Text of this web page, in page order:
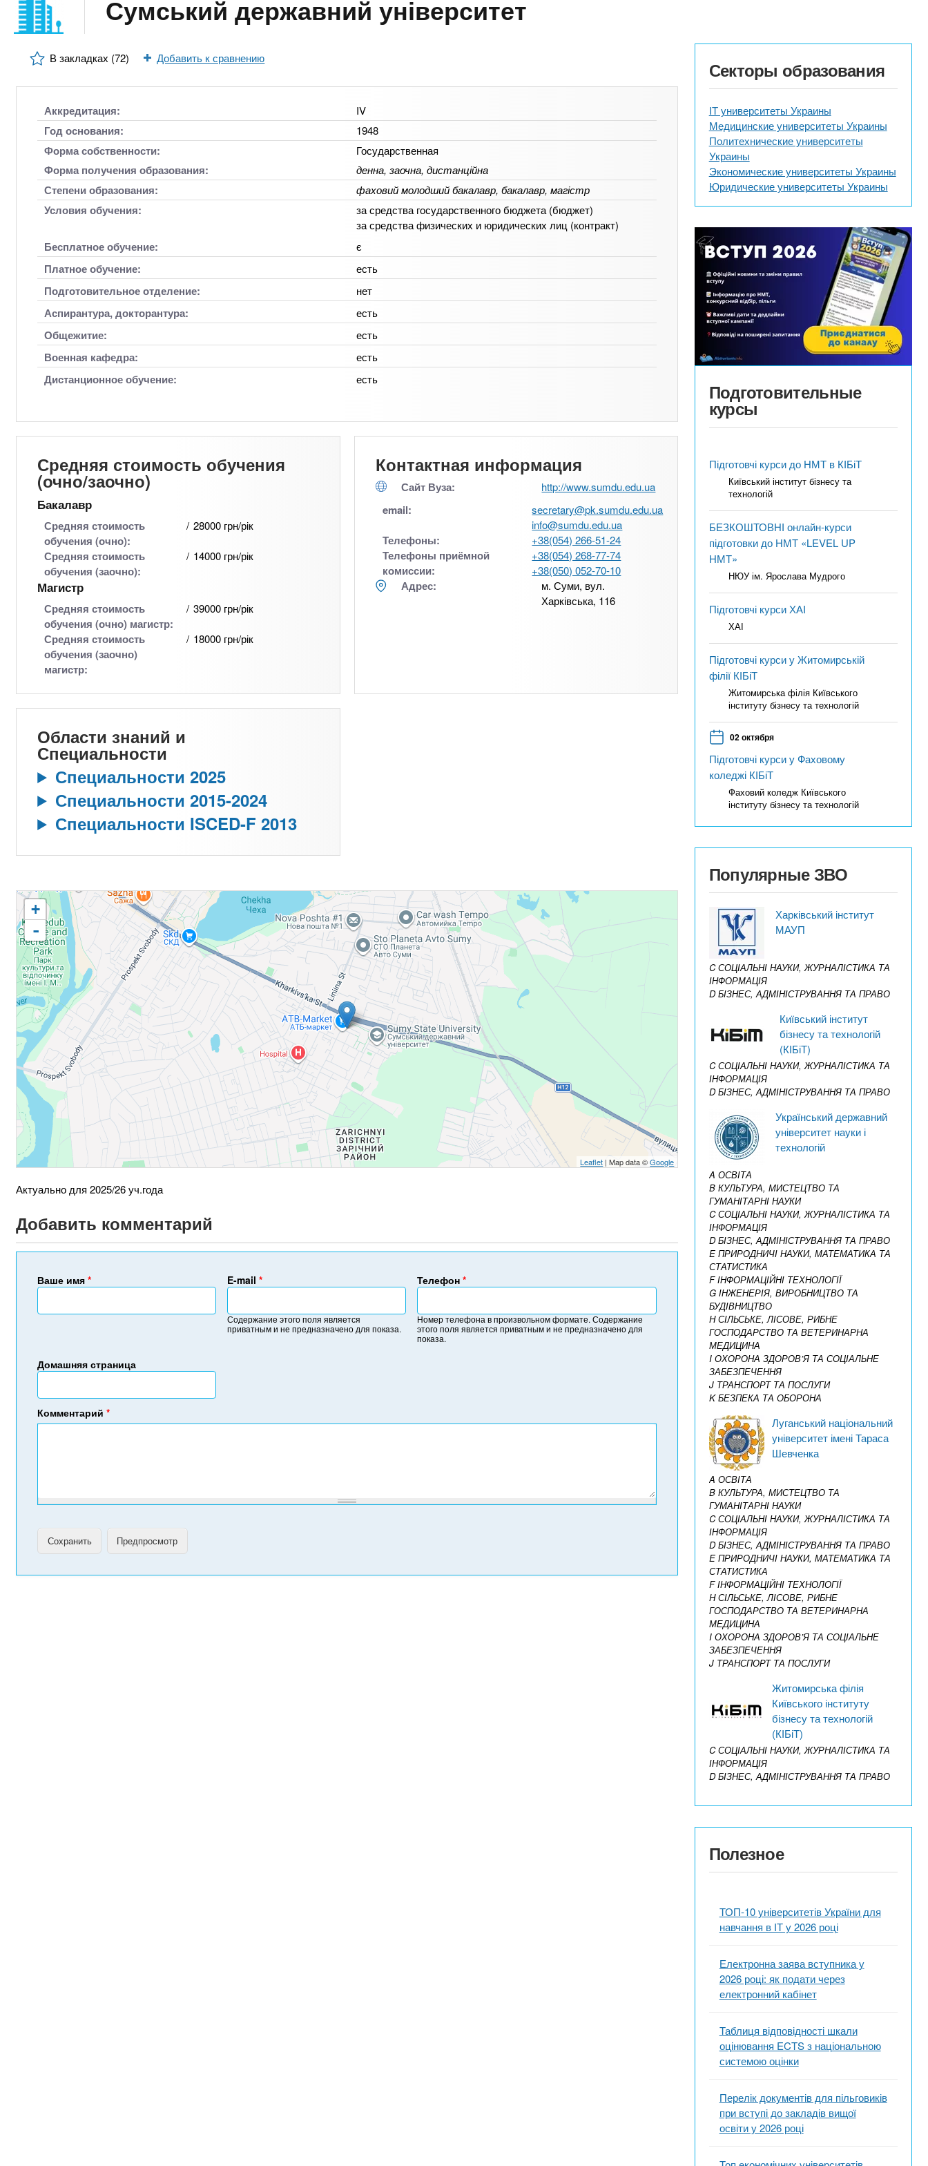
n
t
s
n
o
х
з
е
Сумський державний університет
В закладках (72) Добавить к сравнению
Аккредитация: IV
Год основания: 1948
Форма собственности: Государственная
Форма получения образования: денна, заочна, дистанційна
Степени образования: фаховий молодший бакалавр, бакалавр, магістр
Условия обучения:
за средства государственного бюджета (бюджет)
за средства физических и юридических лиц (контракт)
Бесплатное обучение: є
Платное обучение: есть
Подготовительное отделение: нет
Аспирантура, докторантура: есть
Общежитие: есть
Военная кафедра: есть
Дистанционное обучение: есть
Средняя стоимость обучения
(очно/заочно)
Бакалавр
Средняя стоимость
обучения (очно):
28000 грн/рік
Средняя стоимость
обучения (заочно):
14000 грн/рік
Магистр
Средняя стоимость
обучения (очно) магистр:
39000 грн/рік
Средняя стоимость
обучения (заочно)
магистр:
18000 грн/рік
Контактная информация
Сайт Вуза: http://www.sumdu.edu.ua
email:
secretary@pk.sumdu.edu.ua
info@sumdu.edu.ua
Телефоны: +38(054) 266-51-24
Телефоны приёмной
комиссии:
+38(054) 268-77-74
+38(050) 052-70-10
Адрес:
м. Суми, вул.
Харківська, 116
Области знаний и
Специальности
Специальности 2025
Специальности 2015-2024
Специальности ISCED-F 2013
+
-
Leaflet | Map data ©Google
Актуально для 2025/26 уч.года
Добавить комментарий
Ваше имя* E-mail *
Содержание этого поля является
приватным и не предназначено для показа.
Домашняя страница
Телефон *
Н
м
е
Номер телефона в произвольном формате. Содержание
этого поля является приватным и не предназначено для
показа.
Комментарий*
Секторы образования
IT университеты Украины
Медицинские университеты Украины
Политехнические университеты
Украины
Экономические университеты Украины
Юридические университеты Украины
Подготовительные
курсы
Підготовчі курси до НМТ в КІБіТ
Київський інститут бізнесу та
технологій
БЕЗКОШТОВНІ онлайн-курси
підготовки до НМТ «LEVEL UP
НМТ»
НЮУ ім. Ярослава Мудрого
Підготовчі курси ХАІ
ХАІ
Підготовчі курси у Житомирській
філії КІБіТ
Житомирська філія Київського
інституту бізнесу та технологій
02 октября
Підготовчі курси у Фаховому
коледжі КІБіТ
Фаховий коледж Київського
інституту бізнесу та технологій
Популярные ЗВО
Харківський інститут
МАУП
C СОЦІАЛЬНІ НАУКИ, ЖУРНАЛІСТИКА ТА
ІНФОРМАЦІЯ
D БІЗНЕС, АДМІНІСТРУВАННЯ ТА ПРАВО
Київський інститут
бізнесу та технологій
(КІБіТ)
C СОЦІАЛЬНІ НАУКИ, ЖУРНАЛІСТИКА ТА
ІНФОРМАЦІЯ
D БІЗНЕС, АДМІНІСТРУВАННЯ ТА ПРАВО
Український державний
університет науки і
технологій
A ОСВІТА
B КУЛЬТУРА, МИСТЕЦТВО ТА
ГУМАНІТАРНІ НАУКИ
C СОЦІАЛЬНІ НАУКИ, ЖУРНАЛІСТИКА ТА
ІНФОРМАЦІЯ
D БІЗНЕС, АДМІНІСТРУВАННЯ ТА ПРАВО
E ПРИРОДНИЧІ НАУКИ, МАТЕМАТИКА ТА
СТАТИСТИКА
F ІНФОРМАЦІЙНІ ТЕХНОЛОГІЇ
G ІНЖЕНЕРІЯ, ВИРОБНИЦТВО ТА
БУДІВНИЦТВО
H СІЛЬСЬКЕ, ЛІСОВЕ, РИБНЕ
ГОСПОДАРСТВО ТА ВЕТЕРИНАРНА
МЕДИЦИНА
I ОХОРОНА ЗДОРОВ’Я ТА СОЦІАЛЬНЕ
ЗАБЕЗПЕЧЕННЯ
J ТРАНСПОРТ ТА ПОСЛУГИ
K БЕЗПЕКА ТА ОБОРОНА
Луганський національний
університет імені Тараса
Шевченка
A ОСВІТА
B КУЛЬТУРА, МИСТЕЦТВО ТА
ГУМАНІТАРНІ НАУКИ
C СОЦІАЛЬНІ НАУКИ, ЖУРНАЛІСТИКА ТА
ІНФОРМАЦІЯ
D БІЗНЕС, АДМІНІСТРУВАННЯ ТА ПРАВО
E ПРИРОДНИЧІ НАУКИ, МАТЕМАТИКА ТА
СТАТИСТИКА
F ІНФОРМАЦІЙНІ ТЕХНОЛОГІЇ
H СІЛЬСЬКЕ, ЛІСОВЕ, РИБНЕ
ГОСПОДАРСТВО ТА ВЕТЕРИНАРНА
МЕДИЦИНА
I ОХОРОНА ЗДОРОВ’Я ТА СОЦІАЛЬНЕ
ЗАБЕЗПЕЧЕННЯ
J ТРАНСПОРТ ТА ПОСЛУГИ
Житомирська філія
Київського інституту
бізнесу та технологій
(КІБіТ)
C СОЦІАЛЬНІ НАУКИ, ЖУРНАЛІСТИКА ТА
ІНФОРМАЦІЯ
D БІЗНЕС, АДМІНІСТРУВАННЯ ТА ПРАВО
Полезное
ТОП-10 університетів України для
навчання в ІТ у 2026 році
Електронна заява вступника у
2026 році: як подати через
електронний кабінет
Таблиця відповідності шкали
оцінювання ECTS з національною
системою оцінки
Перелік документів для пільговиків
при вступі до закладів вищої
освіти у 2026 році